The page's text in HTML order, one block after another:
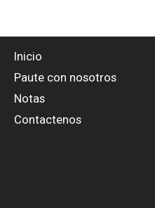
Inicio
Paute con nosotros
Notas
Contactenos